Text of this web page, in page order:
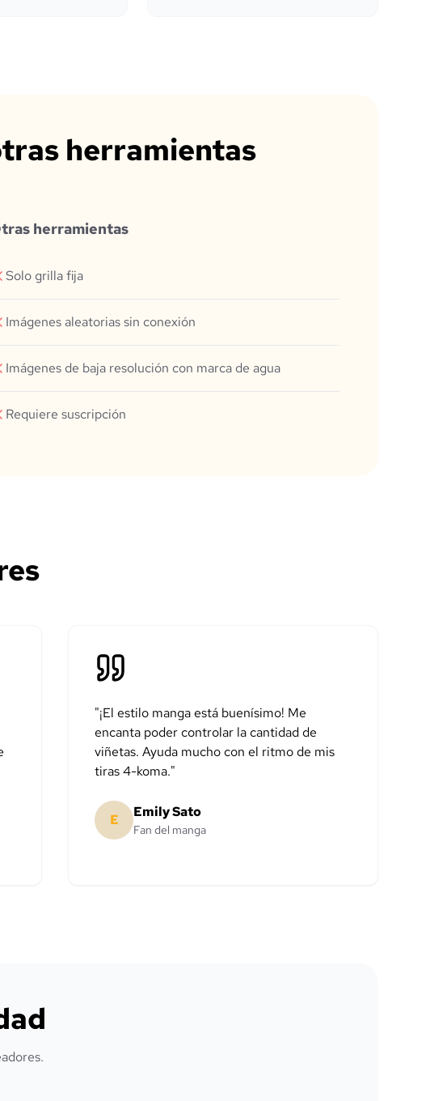
herramientas
herramientas
Solo grilla fija
Imágenes aleatorias sin conexión
Imágenes de baja resolución con marca de agua
Requiere suscripción
"¡El estilo manga está buenísimo! Me
encanta poder controlar la cantidad de
viñetas. Ayuda mucho con el ritmo de mis
tiras 4-koma."
E Emily Sato
Fan del manga